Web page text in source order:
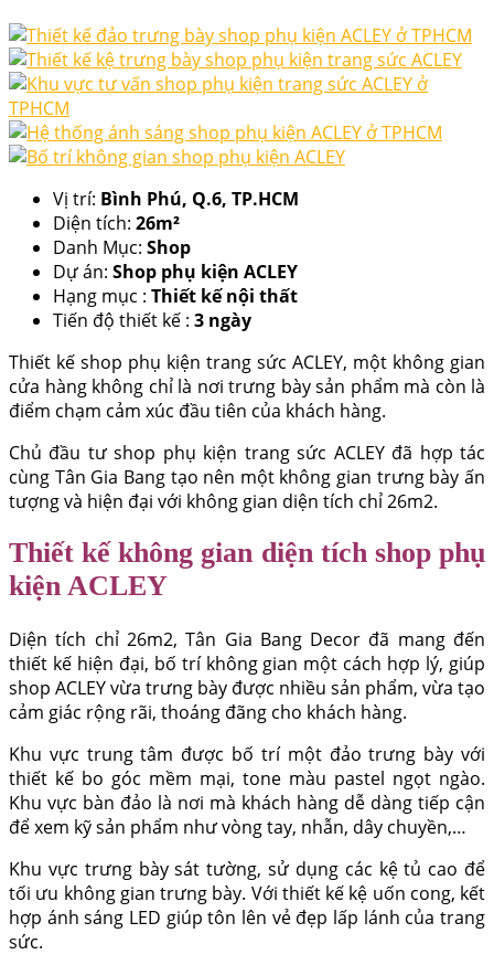
Vị trí: Bình Phú, Q.6, TP.HCM
Diện tích: 26m²
Danh Mục: Shop
Dự án: Shop phụ kiện ACLEY
Hạng mục : Thiết kế nội thất
Tiến độ thiết kế : 3 ngày
Thiết kế shop phụ kiện trang sức ACLEY, một không gian
cửa hàng không chỉ là nơi trưng bày sản phẩm mà còn là
điểm chạm cảm xúc đầu tiên của khách hàng.
Chủ đầu tư shop phụ kiện trang sức ACLEY đã hợp tác
cùng Tân Gia Bang tạo nên một không gian trưng bày ấn
tượng và hiện đại với không gian diện tích chỉ 26m2.
Thiết kế không gian diện tích shop phụ
kiện ACLEY
Diện tích chỉ 26m2, Tân Gia Bang Decor đã mang đến
thiết kế hiện đại, bố trí không gian một cách hợp lý, giúp
shop ACLEY vừa trưng bày được nhiều sản phẩm, vừa tạo
cảm giác rộng rãi, thoáng đãng cho khách hàng.
Khu vực trung tâm được bố trí một đảo trưng bày với
thiết kế bo góc mềm mại, tone màu pastel ngọt ngào.
Khu vực bàn đảo là nơi mà khách hàng dễ dàng tiếp cận
để xem kỹ sản phẩm như vòng tay, nhẫn, dây chuyền,…
Khu vực trưng bày sát tường, sử dụng các kệ tủ cao để
tối ưu không gian trưng bày. Với thiết kế kệ uốn cong, kết
hợp ánh sáng LED giúp tôn lên vẻ đẹp lấp lánh của trang
sức.